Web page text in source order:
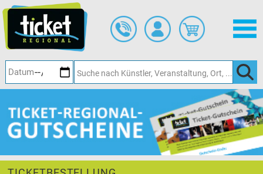
Hauptinhalt
springen